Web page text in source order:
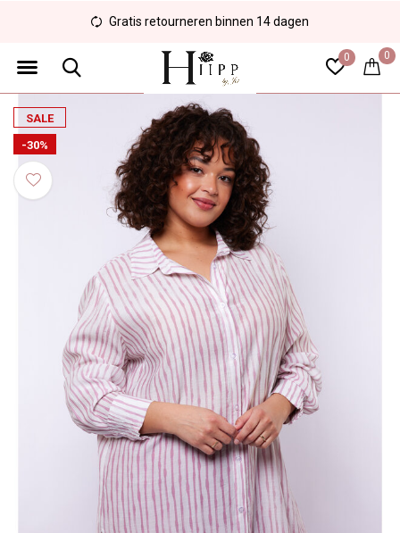
0 0
Gratis retourneren binnen 14 dagen
SALE
-30%